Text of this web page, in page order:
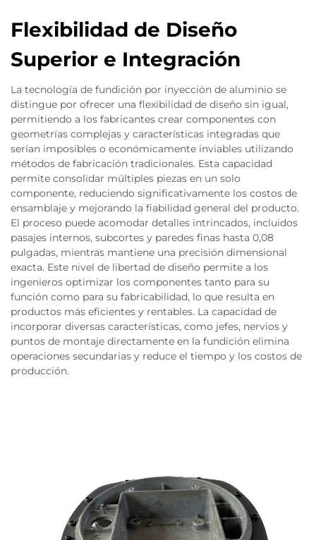
Flexibilidad de Diseño
Superior e Integración
La tecnología de fundición por inyección de aluminio se
distingue por ofrecer una flexibilidad de diseño sin igual,
permitiendo a los fabricantes crear componentes con
geometrías complejas y características integradas que
serían imposibles o económicamente inviables utilizando
métodos de fabricación tradicionales. Esta capacidad
permite consolidar múltiples piezas en un solo
componente, reduciendo significativamente los costos de
ensamblaje y mejorando la fiabilidad general del producto.
El proceso puede acomodar detalles intrincados, incluidos
pasajes internos, subcortes y paredes finas hasta 0,08
pulgadas, mientras mantiene una precisión dimensional
exacta. Este nivel de libertad de diseño permite a los
ingenieros optimizar los componentes tanto para su
función como para su fabricabilidad, lo que resulta en
productos más eficientes y rentables. La capacidad de
incorporar diversas características, como jefes, nervios y
puntos de montaje directamente en la fundición elimina
operaciones secundarias y reduce el tiempo y los costos de
producción.